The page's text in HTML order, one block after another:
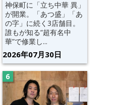
神保町に「立ち中華 異」
が開業。「あつ盛」「あ
の字」に続く3店舗目。
誰もが知る“超有名中
華”で修業し...
2026年07月30日